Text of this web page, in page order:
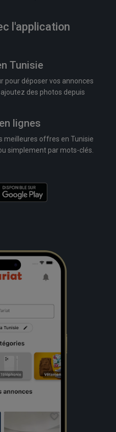
l'application
Tunisie
pour déposer vos annonces
des photos depuis
lignes
meilleures offres en Tunisie
simplement par mots-clés.